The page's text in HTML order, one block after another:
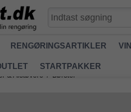
RENGØRINGSARTIKLER
STARTPAKKER
& Afstøvere / Børster